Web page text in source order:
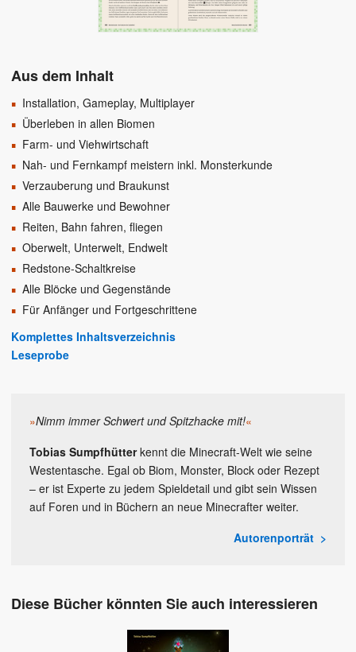
Aus dem Inhalt
Installation, Gameplay, Multiplayer
Überleben in allen Biomen
Farm- und Viehwirtschaft
Nah- und Fernkampf meistern inkl. Monsterkunde
Verzauberung und Braukunst
Alle Bauwerke und Bewohner
Reiten, Bahn fahren, fliegen
Oberwelt, Unterwelt, Endwelt
Redstone-Schaltkreise
Alle Blöcke und Gegenstände
Für Anfänger und Fortgeschrittene
Komplettes Inhaltsverzeichnis
Leseprobe
»Nimm immer Schwert und Spitzhacke mit!«
Tobias Sumpfhütterkennt die Minecraft-Welt wie seine
Westentasche. Egal ob Biom, Monster, Block oder Rezept
– er ist Experte zu jedem Spieldetail und gibt sein Wissen
auf Foren und in Büchern an neue Minecrafter weiter.
Autorenporträt
Diese Bücher könnten Sie auch interessieren